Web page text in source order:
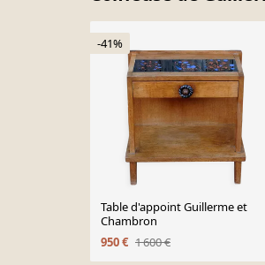
-41%
Table d'appoint Guillerme et
Chambron
950 € 1 600 €